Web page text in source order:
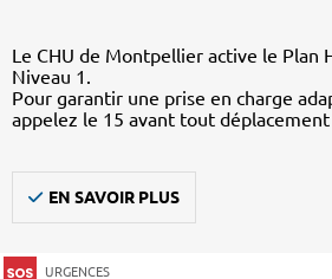
Le CHU de Montpellier active le Plan
Niveau 1.
Pour garantir une prise en charge
appelez le 15 avant tout déplacement
EN SAVOIR PLUS
URGENCES